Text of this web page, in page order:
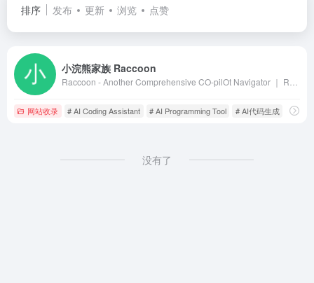
排序 发布 更新 浏览 点赞
小浣熊家族 Raccoon
网站收录 # AI Coding Assistant # AI Programming Tool # AI代码生成
没有了